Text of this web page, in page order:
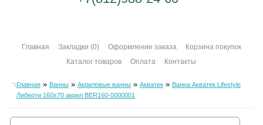
Главная Закладки (0) Оформление заказа
Корзина покупок
Каталог товаров
Оплата Контакты
Главная» Ванны» Акриловые ванны» Акватек» Ванна Акватек Lifestyle
Либерти 160х70 акрил BER160-0000001